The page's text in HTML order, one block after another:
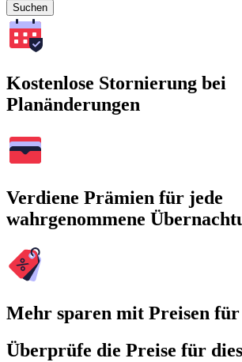
Suchen
Kostenlose Stornierung bei
Planänderungen
Verdiene Prämien für jede
wahrgenommene
Mehr sparen mit Preisen
Überprüfe die Preise für